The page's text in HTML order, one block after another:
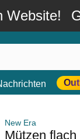
Website!
New Era
Mützen